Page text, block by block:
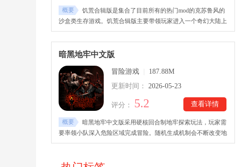
概要
饥荒合辑版是集合了目前所有的热门mod的克苏鲁风的
沙盒类生存游戏。饥荒合辑版主要带领玩家进入一个奇幻大陆上
进行生存探索，配有四季变化元素，每个季节都会有不同的挑战
和boss等着玩家一一应对和破解，玩家必须不断收集资源，壮大
营地才能存活下来。饥荒合辑版拥有众多有趣的模式，让玩家体
暗黑地牢中文版
冒险游戏
187.88M
更新时间：
2026-05-23
查看详情
评分： 5.2
概要
暗黑地牢中文版采用硬核回合制地牢探索玩法，玩家需
要率领小队深入危险区域完成冒险。随机生成机制会不断改变地
图结构、敌人配置与事件内容，每次探险节奏都不同。暗黑地牢
或触发特殊精神状态。职业体系丰富，玩家可自由组合输出、防